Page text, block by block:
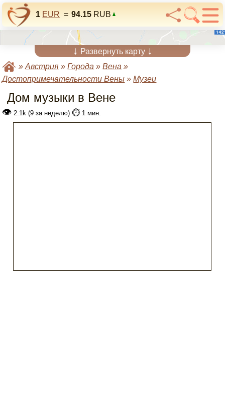
1 EUR = 94.15 RUB
↓ Развернуть карту ↓
»Австрия »Города »Вена »
Достопримечательности Вены »Музеи
Дом музыки в Вене
👁 2.1k (9 за неделю) ⏱️ 1 мин.